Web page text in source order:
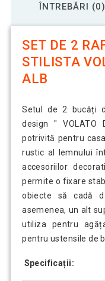
ÎNTREBĂRI (0)
SET DE 2
STILISTA
ALB
Setul de 2 bucăți
design "
potrivită pentru
rustic al lemnului
accesoriilor
permite o fixare
obiecte să cadă
asemenea, un alt
utiliza pentru
pentru ustensile de
Specificații: